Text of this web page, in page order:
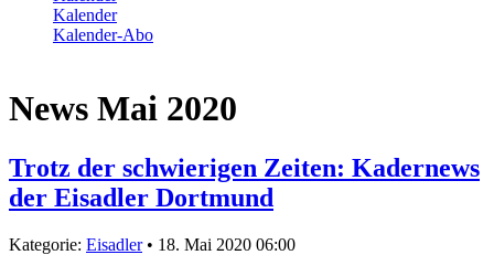
Kalender
Kalender-Abo
News Mai 2020
Trotz der schwierigen Zeiten: Kadernews
der Eisadler Dortmund
Kategorie: Eisadler• 18. Mai 2020 06:00